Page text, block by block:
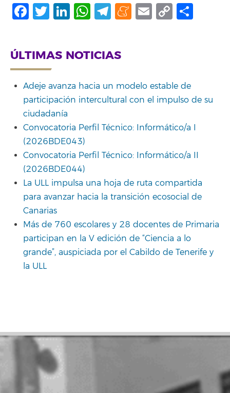
Facebook
Twitter
LinkedIn
WhatsApp
Telegram
Meneame
Email
Copy
ÚLTIMAS NOTICIAS
Adeje avanza hacia un modelo estable de
participación intercultural con el impulso de su
ciudadanía
Convocatoria Perfil Técnico: Informático/a I
(2026BDE043)
Convocatoria Perfil Técnico: Informático/a II
(2026BDE044)
La ULL impulsa una hoja de ruta compartida
para avanzar hacia la transición ecosocial de
Canarias
Más de 760 escolares y 28 docentes de Primaria
participan en la V edición de “Ciencia a lo
grande”, auspiciada por el Cabildo de Tenerife y
la ULL